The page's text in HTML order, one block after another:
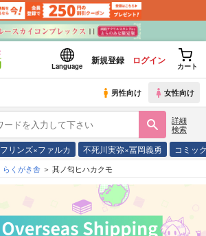
Language
新規登録 ログイン
カート
男性向け 女性向け
詳細
検索
フリンズ×ファルカ 不死川実弥×冨岡義勇 コミッ
らくがき舎 其ノ匂ヒハカクモ